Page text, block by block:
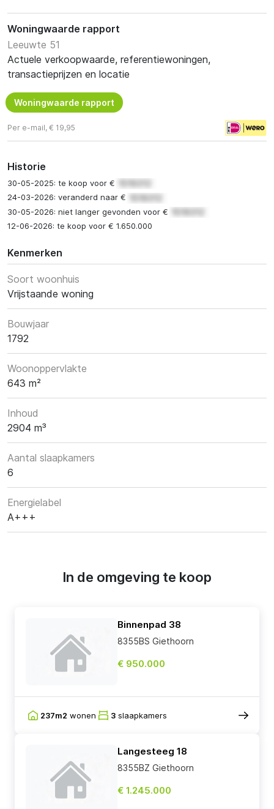
Woningwaarde rapport
Leeuwte 51
Actuele verkoopwaarde, referentiewoningen,
transactieprijzen en locatie
Woningwaarde rapport
Per e-mail, € 19,95
Historie
30-05-2025: te koop voor €
24-03-2026: veranderd naar €
30-05-2026: niet langer gevonden voor €
12-06-2026: te koop voor € 1.650.000
Kenmerken
Soort woonhuis
Vrijstaande woning
Bouwjaar
1792
Woonoppervlakte
643 m²
Inhoud
2904 m³
Aantal slaapkamers
6
Energielabel
A+++
In de omgeving te koop
Binnenpad 38
8355BS Giethoorn
€ 950.000
237m2 wonen 3 slaapkamers
Langesteeg 18
8355BZ Giethoorn
€ 1.245.000